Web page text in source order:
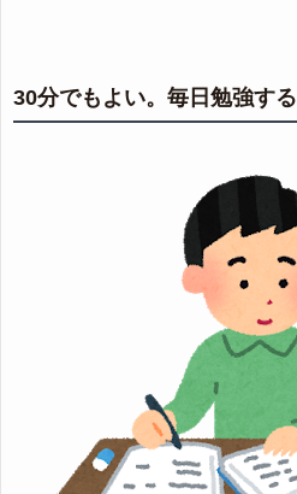
30分でもよい。毎日勉強する